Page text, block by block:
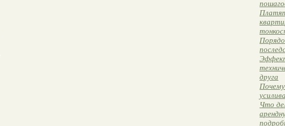
друга
Что